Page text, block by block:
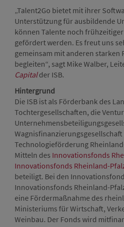
„Talent2Go bietet mit ihrer
Unterstützung für ausbildende
können Talente noch
gefördert werden. Es freut uns
gemeinsam mit anderen starken
begleiten“, sagt Mike Walber,
Capitalder ISB.
Hintergrund
Die ISB ist als Förderbank des
Tochtergesellschaften, die
Technologieförderung
Mitteln des Innovationsfonds
Innovationsfonds Rheinland-
beteiligt. Bei den
Innovationsfonds Rheinland-
eine Fördermaßnahme des
Ministeriums für Wirtschaft,
Weinbau. Der Fonds wird